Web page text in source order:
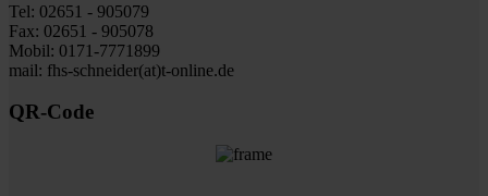
Tel: 02651 - 905079
Fax: 02651 - 905078
Mobil: 0171-7771899
mail: fhs-schneider(at)t-online.de
QR-Code